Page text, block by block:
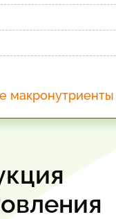
макронутриенты